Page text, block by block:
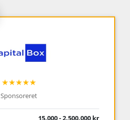
★★★★★
Sponsoreret
15.000 - 2.500.000 kr